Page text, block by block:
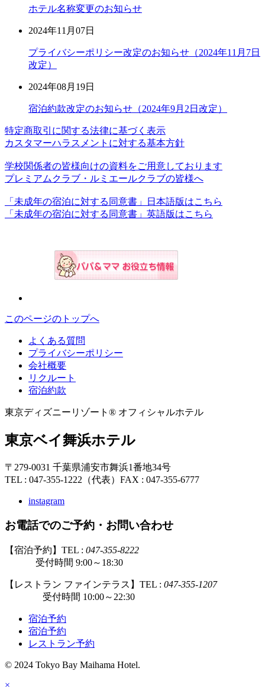
ホテル名称変更のお知らせ
2024年11月07日
プライバシーポリシー改定のお知らせ（2024年11月7日
改定）
2024年08月19日
宿泊約款改定のお知らせ（2024年9月2日改定）
特定商取引に関する法律に基づく表示
カスタマーハラスメントに対する基本方針
学校関係者の皆様向けの資料をご用意しております
プレミアムクラブ・ルミエールクラブの皆様へ
「未成年の宿泊に対する同意書」日本語版はこちら
「未成年の宿泊に対する同意書」英語版はこちら
このページのトップへ
よくある質問
プライバシーポリシー
会社概要
リクルート
宿泊約款
東京ディズニーリゾート® オフィシャルホテル
東京ベイ舞浜ホテル
〒279-0031 千葉県浦安市舞浜1番地34号
TEL : 047-355-1222（代表） FAX : 047-355-6777
instagram
お電話でのご予約・お問い合わせ
【宿泊予約】TEL : 047-355-8222
受付時間 9:00～18:30
【レストラン ファインテラス】TEL : 047-355-1207
受付時間 10:00～22:30
宿泊予約
宿泊予約
レストラン予約
© 2024 Tokyo Bay Maihama Hotel.
×